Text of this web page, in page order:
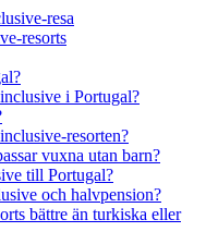
resa
resorts
i Portugal?
resorten?
vuxna utan barn?
till Portugal?
och halvpension?
bättre än turkiska eller